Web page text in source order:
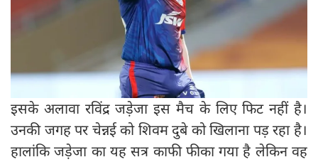
इसके अलावा रविंद्र जड़ेजा इस मैच के लिए फिट नहीं है।
उनकी जगह पर चेन्नई को शिवम दुबे को खिलाना पड़ रहा है।
हालांकि जड़ेजा का यह सत्र काफी फीका गया है लेकिन वह